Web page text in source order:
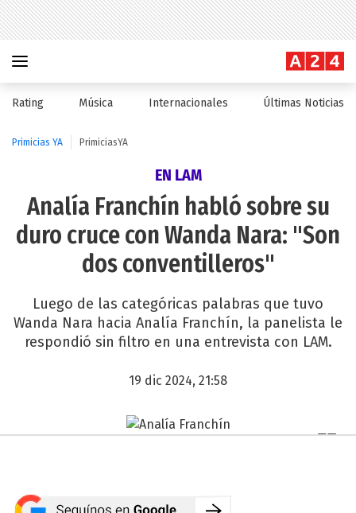
Rating Música Internacionales Últimas Noticias
Primicias YA PrimiciasYA
EN LAM
Analía Franchín habló sobre su
duro cruce con Wanda Nara: "Son
dos conventilleros"
Luego de las categóricas palabras que tuvo
Wanda Nara hacia Analía Franchín, la panelista le
respondió sin filtro en una entrevista con LAM.
19 dic 2024, 21:58